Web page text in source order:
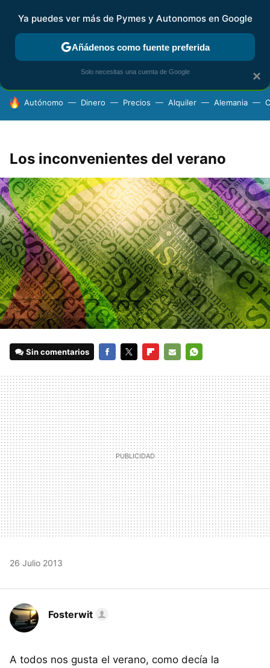
FISCALIDAD Y CONTABILIDAD KIT DIGITAL RENTA
HOY SE HABLA DE
Autónomo Dinero Precios Alquiler Alemania
Los inconvenientes del verano
Sin comentarios
MAIL
26 Julio 2013
Fosterwit
A todos nos gusta el verano, como decía la
×
Ya puedes ver más de Pymes y Autonomos en Google
Añádenos como fuente preferida
Solo necesitas una cuenta de Google